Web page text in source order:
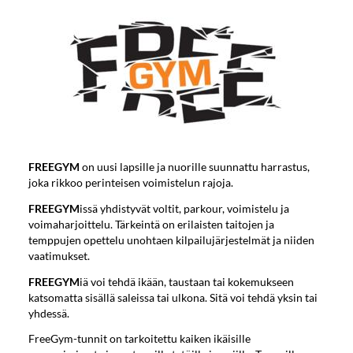
FREEGYM on uusi lapsille ja nuorille suunnattu harrastus,
joka rikkoo perinteisen voimistelun rajoja.
FREEGYMissä yhdistyvät voltit, parkour, voimistelu ja
voimaharjoittelu. Tärkeintä on erilaisten taitojen ja
temppujen opettelu unohtaen kilpailujärjestelmät ja niiden
vaatimukset.
FREEGYMiä voi tehdä ikään, taustaan tai kokemukseen
katsomatta sisällä saleissa tai ulkona. Sitä voi tehdä yksin tai
yhdessä.
FreeGym-tunnit on tarkoitettu kaiken ikäisille